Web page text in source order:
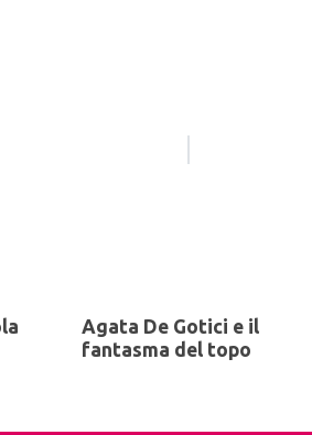
Agata De Gotici e il
fantasma del topo